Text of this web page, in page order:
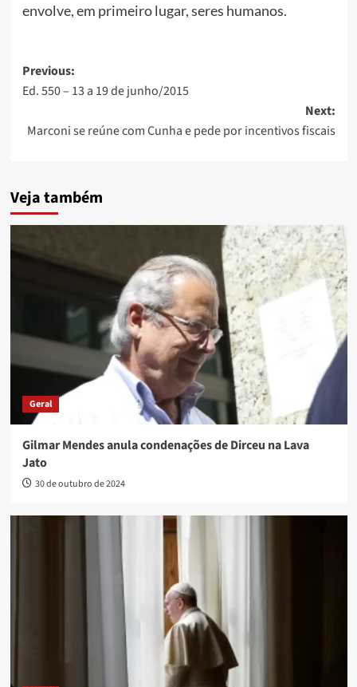
envolve, em primeiro lugar, seres humanos.
Post
navigation
Previous:
Ed. 550 – 13 a 19 de junho/2015
Next:
Marconi se reúne com Cunha e pede por incentivos fiscais
Veja também
Geral
Gilmar Mendes anula condenações de Dirceu na Lava
Jato
30 de outubro de 2024